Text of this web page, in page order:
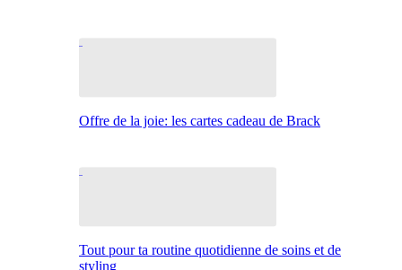
Offre de la joie: les cartes cadeau de Brack
Tout pour ta routine quotidienne de soins et de
styling